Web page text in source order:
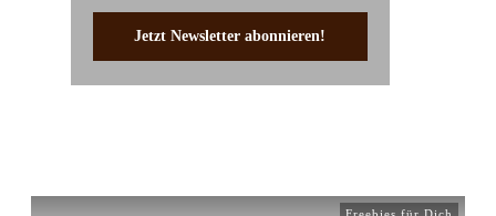
Jetzt Newsletter abonnieren!